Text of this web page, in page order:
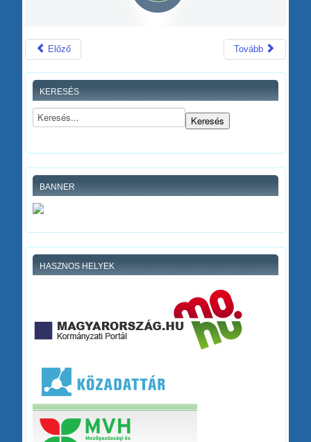
Előző Tovább
KERESÉS
BANNER
HASZNOS HELYEK